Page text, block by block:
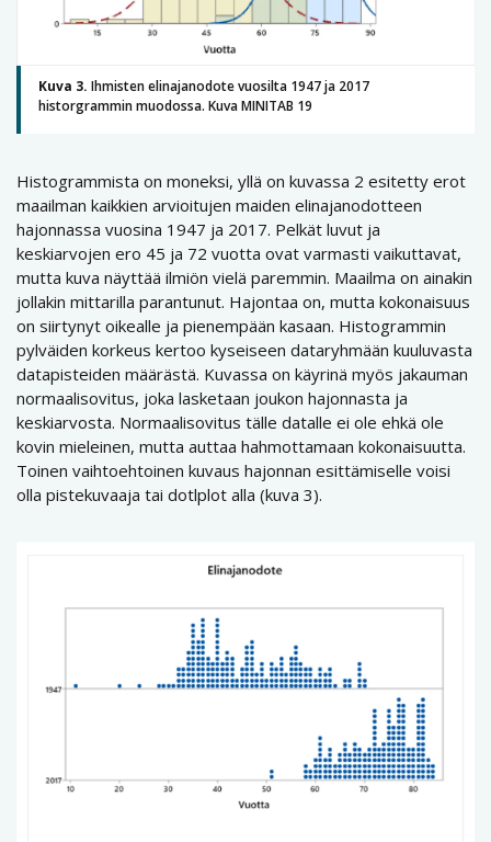
Kuva 3. Ihmisten elinajanodote vuosilta 1947 ja 2017
historgrammin muodossa. Kuva MINITAB 19
Histogrammista on moneksi, yllä on kuvassa 2 esitetty erot
maailman kaikkien arvioitujen maiden elinajanodotteen
hajonnassa vuosina 1947 ja 2017. Pelkät luvut ja
keskiarvojen ero 45 ja 72 vuotta ovat varmasti vaikuttavat,
mutta kuva näyttää ilmiön vielä paremmin. Maailma on ainakin
jollakin mittarilla parantunut. Hajontaa on, mutta kokonaisuus
on siirtynyt oikealle ja pienempään kasaan. Histogrammin
pylväiden korkeus kertoo kyseiseen dataryhmään kuuluvasta
datapisteiden määrästä. Kuvassa on käyrinä myös jakauman
normaalisovitus, joka lasketaan joukon hajonnasta ja
keskiarvosta. Normaalisovitus tälle datalle ei ole ehkä ole
kovin mieleinen, mutta auttaa hahmottamaan kokonaisuutta.
Toinen vaihtoehtoinen kuvaus hajonnan esittämiselle voisi
olla pistekuvaaja tai dotlplot alla (kuva 3).